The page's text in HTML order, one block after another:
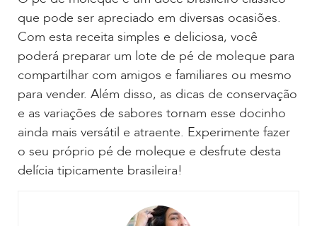
que pode ser apreciado em diversas ocasiões.
Com esta receita simples e deliciosa, você
poderá preparar um lote de pé de moleque para
compartilhar com amigos e familiares ou mesmo
para vender. Além disso, as dicas de conservação
e as variações de sabores tornam esse docinho
ainda mais versátil e atraente. Experimente fazer
o seu próprio pé de moleque e desfrute desta
delícia tipicamente brasileira!